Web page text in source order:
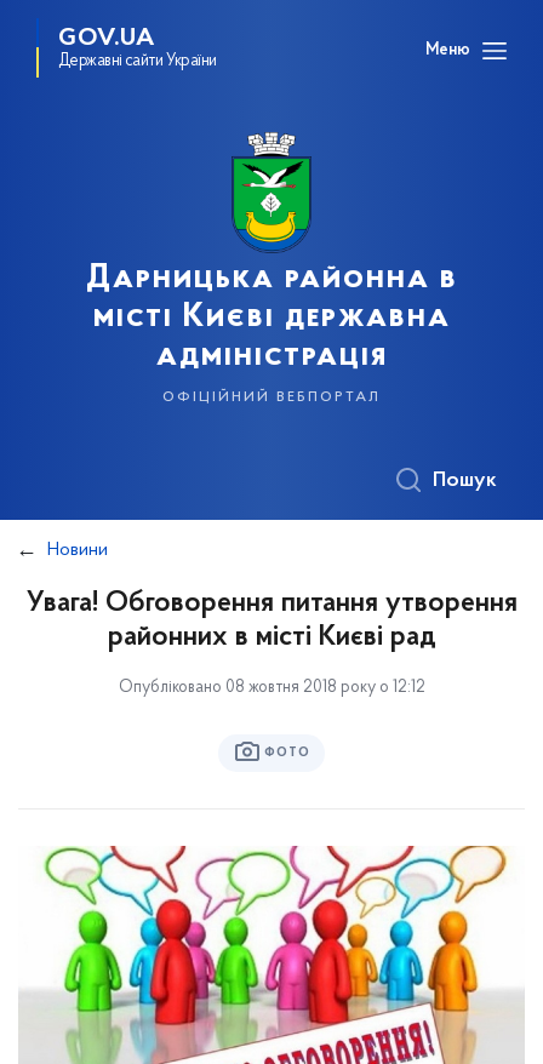
GOV.UA
Державні сайти України
Меню
Дарницька районна в
місті Києві державна
адміністрація
офіційний вебпортал
Пошук
Новини
Увага! Обговорення питання утворення
районних в місті Києві рад
Опубліковано 08 жовтня 2018 року о 12:12
ФОТО